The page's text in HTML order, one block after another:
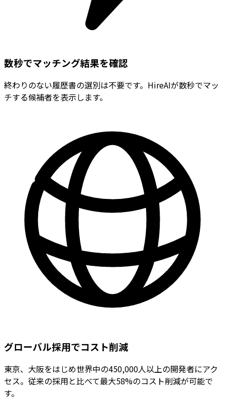
数秒でマッチング結果を確認
終わりのない履歴書の選別は不要です。HireAIが数秒でマッ
チする候補者を表示します。
グローバル採用でコスト削減
東京、大阪をはじめ世界中の450,000人以上の開発者にアク
セス。従来の採用と比べて最大58%のコスト削減が可能で
す。